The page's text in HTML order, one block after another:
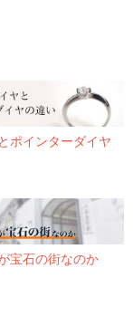
ポインターダイヤ
宝石の街なのか